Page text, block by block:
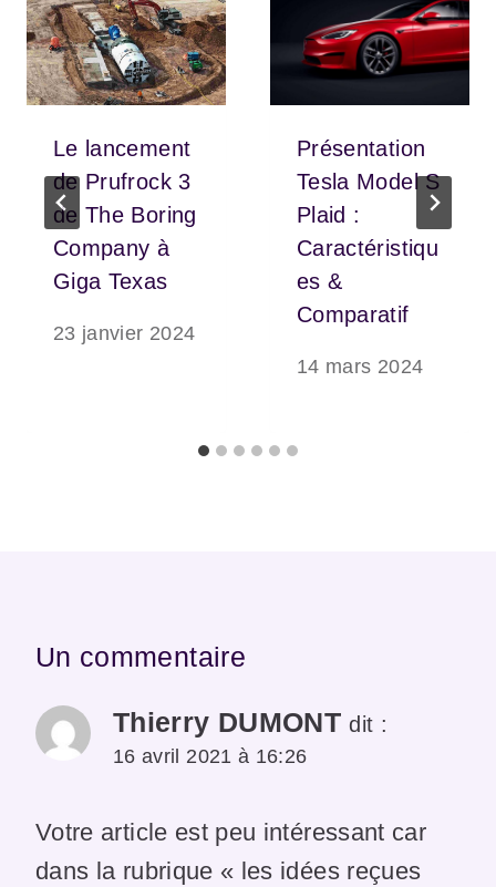
Le lancement
de Prufrock 3
de The Boring
Company à
Giga Texas
23 janvier 2024
Présentation
Tesla Model S
Plaid :
Caractéristiqu
es &
Comparatif
14 mars 2024
Un commentaire
Thierry DUMONT dit :
16 avril 2021 à 16:26
Votre article est peu intéressant car
dans la rubrique « les idées reçues